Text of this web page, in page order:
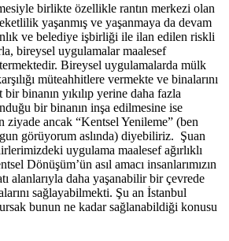
birlikte özellikle rantın merkezi olan
yaşanmış ve yaşanmaya da devam
ve belediye işbirliği ile ilan edilen riskli
bireysel uygulamalar maalesef
Bireysel uygulamalarda mülk
müteahhitlere vermekte ve binalarını
binanın yıkılıp yerine daha fazla
bir binanın inşa edilmesine ise
ziyade ancak “Kentsel Yenileme” (ben
görüyorum aslında) diyebiliriz. Şuan
uygulama maalesef ağırlıklı
Dönüşüm’ün asıl amacı insanlarımızın
alanlarıyla daha yaşanabilir bir çevrede
sağlayabilmekti. Şu an İstanbul
bunun ne kadar sağlanabildiği konusu